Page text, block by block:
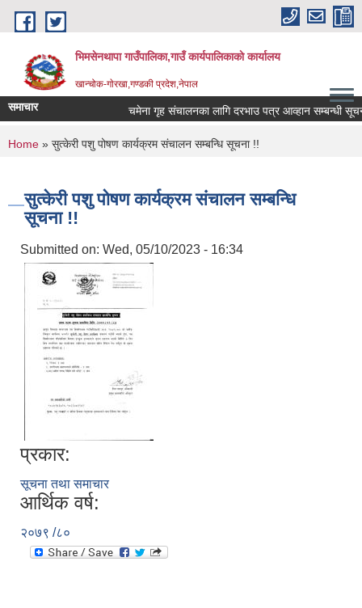
Skip to main content
भिमसेनथापा गाउँपालिका,गाउँ कार्यपालिकाकाे कार्यालय
खान्चोक-गाेरखा,गण्डकी प्रदेश,नेपाल
समाचार चमेना गृह संचालनका लागि दरभाउ पत्र आव्हान सम्बन्धी सूचना।
You are here
Home » सुत्केरी पशु पोषण कार्यक्रम संचालन सम्बन्धि सूचना !!
सुत्केरी पशु पोषण कार्यक्रम संचालन सम्बन्धि
सूचना !!
Submitted on: Wed, 05/10/2023 - 16:34
प्रकार:
सूचना तथा समाचार
आर्थिक वर्ष:
२०७९ /८०